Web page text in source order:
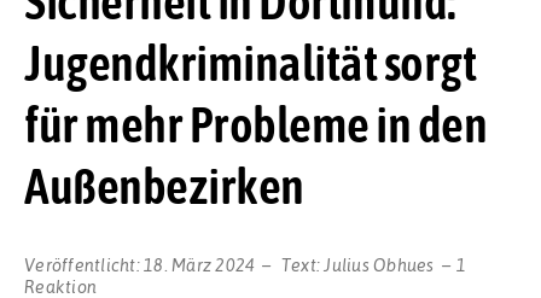
Jugendkriminalität sorgt
für mehr Probleme in den
Außenbezirken
Veröffentlicht: 18. März 2024 Text: Julius Obhues
1
Reaktion